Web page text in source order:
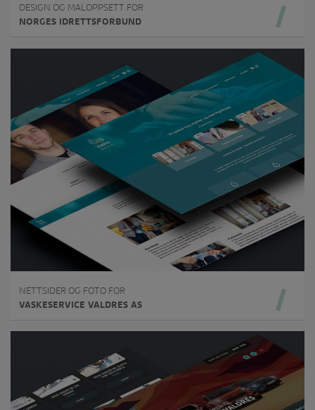
DESIGN OG MALOPPSETT FOR
NORGES IDRETTSFORBUND
NETTSIDER OG FOTO FOR
VASKESERVICE VALDRES AS